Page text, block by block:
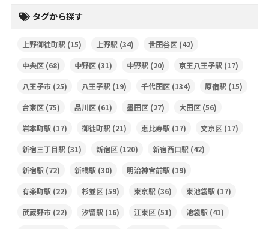
タグから探す
上野御徒町駅 (15) 上野駅 (34) 世田谷区(42)
中央区(68) 中野区(31) 中野駅 (20) 京王八王子駅 (17)
八王子市(25) 八王子駅 (19) 千代田区(134) 原宿駅 (15)
台東区(75) 品川区(61) 墨田区(27) 大田区(56)
岩本町駅 (17) 御徒町駅 (21) 恵比寿駅 (17) 文京区(17)
新宿三丁目駅 (31) 新宿区(120) 新宿西口駅 (42)
新宿駅 (72) 新橋駅 (30) 明治神宮前駅 (19)
有楽町駅 (22) 杉並区(59) 東京駅 (36) 東池袋駅 (17)
武蔵野市(22) 汐留駅 (16) 江東区(51) 池袋駅 (41)